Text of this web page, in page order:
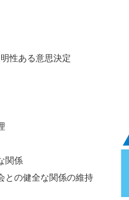
性ある意思決定
関係
との健全な関係の維持